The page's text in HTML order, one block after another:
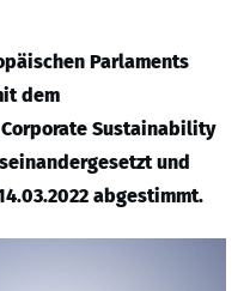
Parlaments
dem
Sustainability
und
abgestimmt.